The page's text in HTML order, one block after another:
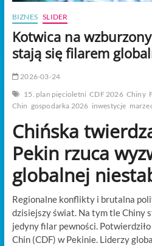
BIZNES SLIDER
Kotwica na
stają się filarem
2026-03-24
15. plan pięcioletni CDF 2026 Chiny
Chin gospodarka 2026 inwestycje
Chińska
Pekin rzuca
globalnej
Regionalne konflikty i brutalna
dzisiejszy świat. Na tym tle Chiny
jedyny filar pewności.
Chin (CDF) w Pekinie. Liderzy